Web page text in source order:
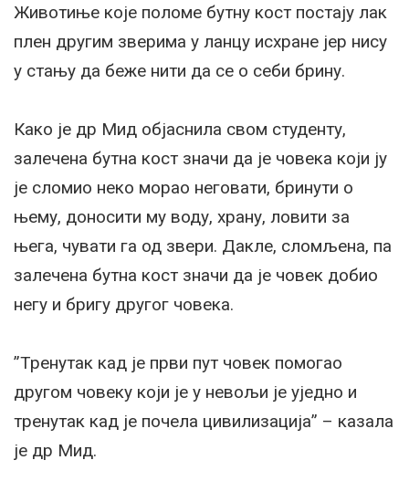
Животиње које поломе бутну кост постају лак
плен другим зверима у ланцу исхране јер нису
у стању да беже нити да се о себи брину.
Како је др Мид објаснила свом студенту,
залечена бутна кост значи да је човека који ју
је сломио неко морао неговати, бринути о
њему, доносити му воду, храну, ловити за
њега, чувати га од звери. Дакле, сломљена, па
залечена бутна кост значи да је човек добио
негу и бригу другог човека.
”Тренутак кад је први пут човек помогао
другом човеку који је у невољи је уједно и
тренутак кад је почела цивилизација” – казала
је др Мид.